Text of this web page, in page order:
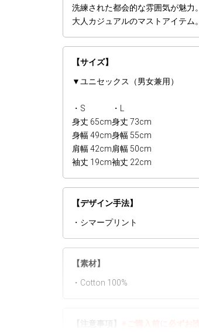
洗練された都会的な雰囲気が魅力。
大人カジュアルのマストアイテム。
【サイズ】
▼ユニセックス（男女兼用）
・S
身丈 65cm
身幅 49cm
肩幅 42cm
袖丈 19cm
・L
身丈 73cm
身幅 55cm
肩幅 50cm
袖丈 22cm
【デザイン手法】
・シマープリント
【素材】
・Cotton 100%